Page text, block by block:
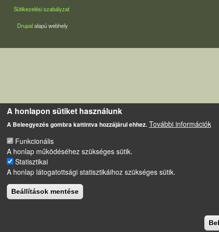
Sütikezelési szabályzat
Drupalalapú webhely
A honlapon sütiket használunk
A Beleegyezés gombra kattintva hozzájárul ehhez. További információk
Funkcionális
A honlap működéséhez szükséges sütik.
Statisztikai
A honlap látogatottsági statisztikáihoz szükséges sütik.
Beállítások mentése